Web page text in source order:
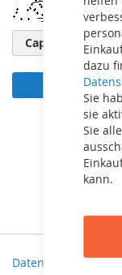
dazu
Sie
sie
Sie
kann.
Captcha neu
Datenschutz und